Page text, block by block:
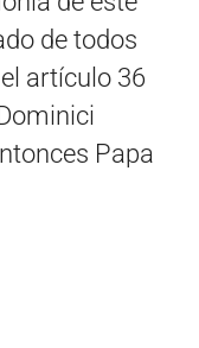
de todos
artículo 36
Papa